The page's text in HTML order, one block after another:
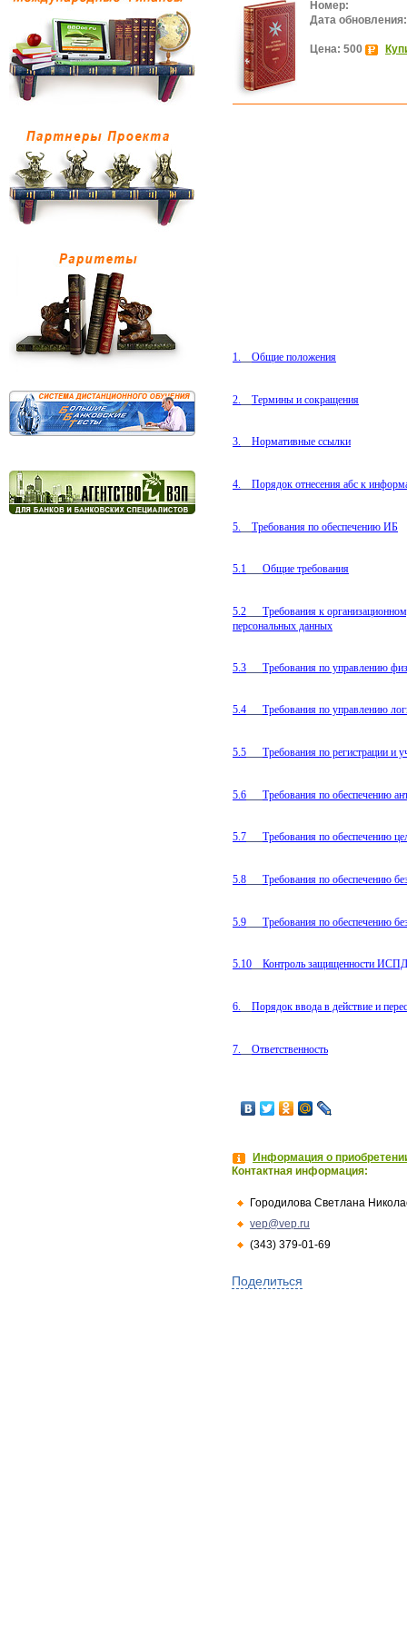
Номер:
Дата обновления:
Цена: 500
1. Общие положения
2. Термины и сокращения
3. Нормативные ссылки
4. Порядок отнесения абс к
5. Требования по обеспечению ИБ
5.1 Общие требования
5.2
Требования к
персональных данных
5.3 Требования по управлению
5.4 Требования по управлению
5.5 Требования по регистрации и
5.6 Требования по обеспечению
5.7 Требования по обеспечению
5.8 Требования по обеспечению
5.9 Требования по обеспечению
5.10 Контроль защищенности
6. Порядок ввода в действие и
7. Ответственность
Информация о
Контактная информация:
Городилова Светлана
vep@vep.ru
(343) 379-01-69
Поделиться